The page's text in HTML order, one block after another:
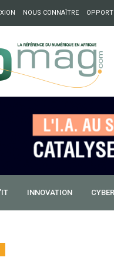
NOUS CONNAÎTRE
Chapter54 pour créer
INNOVATION